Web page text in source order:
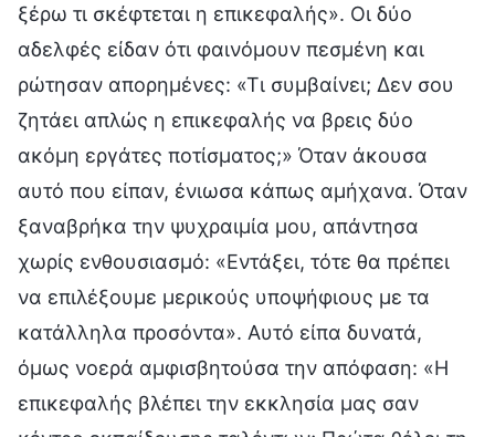
ξέρω τι σκέφτεται η επικεφαλής». Οι δύο
αδελφές είδαν ότι φαινόμουν πεσμένη και
ρώτησαν απορημένες: «Τι συμβαίνει; Δεν σου
ζητάει απλώς η επικεφαλής να βρεις δύο
ακόμη εργάτες ποτίσματος;» Όταν άκουσα
αυτό που είπαν, ένιωσα κάπως αμήχανα. Όταν
ξαναβρήκα την ψυχραιμία μου, απάντησα
χωρίς ενθουσιασμό: «Εντάξει, τότε θα πρέπει
να επιλέξουμε μερικούς υποψήφιους με τα
κατάλληλα προσόντα». Αυτό είπα δυνατά,
όμως νοερά αμφισβητούσα την απόφαση: «Η
επικεφαλής βλέπει την εκκλησία μας σαν